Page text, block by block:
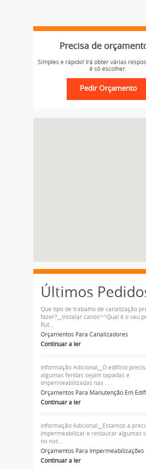
Precisa de
Simples e rápido! Irá obter várias
é só escolher.
Últimos
Que tipo de trabalho de canalização
fazer?__Instalar canos^^Qual é o seu
Rut...
Orçamentos Para Canalizadores
Continuar a ler
Informação Adicional__O edificio
algumas fendas sejam tapadas e
impermeabilizadas nas ...
Orçamentos Para Manutenção Em
Continuar a ler
Informação Adicional__Estamos a
impermeabilizar e restaurar algumas
no nos...
Orçamentos Para Impermeabilizações
Continuar a ler